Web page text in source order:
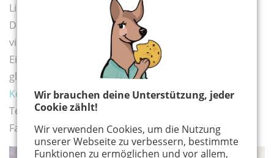
Wir brauchen deine Unterstützung, jeder
Cookie zählt!
Wir verwenden Cookies, um die Nutzung
unserer Webseite zu verbessern, bestimmte
Funktionen zu ermöglichen und vor allem,
Lisa von
zum Beispiel geht es ab in den
Dschungel und eure kleinen Jecken können sich ohne
viel Aufwand in wilde
Löwenverwandeln. Für echte
Einhornfans und alle, die gerne einen Ausflug in eine
glitzerbunte Fantasiewelt machen, gibt es ein tolles
Kostümtutorialbeikleinliebchen. Mit Schablonen,
Textilkleber und Filz entsteht hier ein magisches
Fabelwesen.